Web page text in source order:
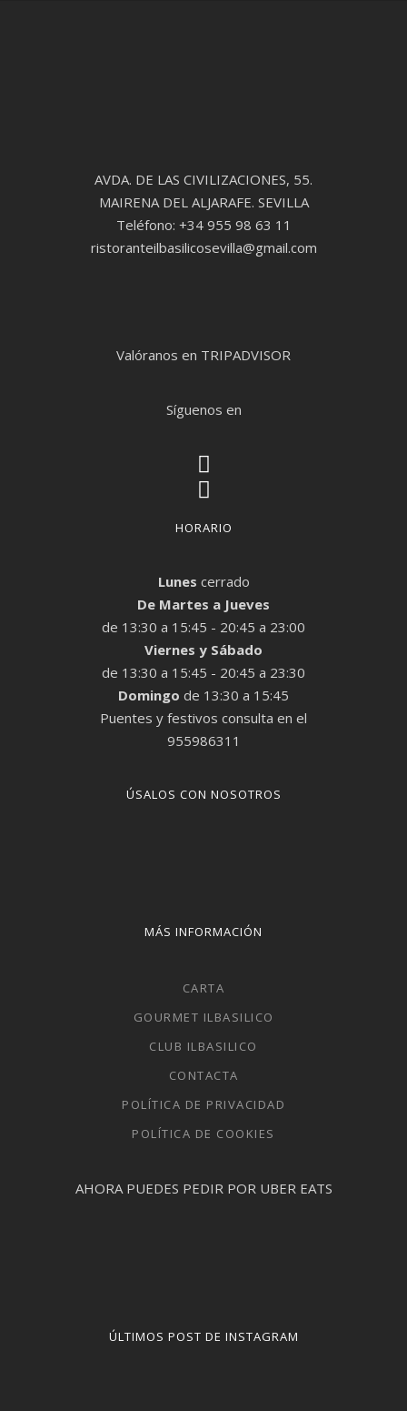
AVDA. DE LAS CIVILIZACIONES, 55.
MAIRENA DEL ALJARAFE. SEVILLA
Teléfono: +34 955 98 63 11
ristoranteilbasilicosevilla@gmail.com
Valóranos en TRIPADVISOR
Síguenos en
HORARIO
Lunes cerrado
De Martes a Jueves
de 13:30 a 15:45 - 20:45 a 23:00
Viernes y Sábado
de 13:30 a 15:45 - 20:45 a 23:30
Domingo de 13:30 a 15:45
Puentes y festivos consulta en el
955986311
ÚSALOS CON NOSOTROS
MÁS INFORMACIÓN
CARTA
GOURMET ILBASILICO
CLUB ILBASILICO
CONTACTA
POLÍTICA DE PRIVACIDAD
POLÍTICA DE COOKIES
AHORA PUEDES PEDIR POR UBER EATS
ÚLTIMOS POST DE INSTAGRAM